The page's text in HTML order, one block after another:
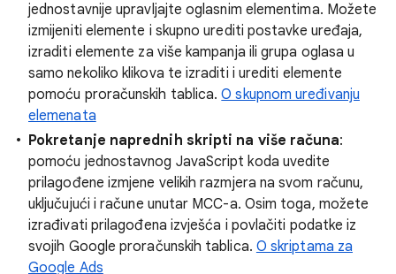
jednostavnije upravljajte oglasnim elementima. Možete
izmijeniti elemente i skupno urediti postavke uređaja,
izraditi elemente za više kampanja ili grupa oglasa u
samo nekoliko klikova te izraditi i urediti elemente
pomoću proračunskih tablica.O skupnom uređivanju
elemenata
Pokretanje naprednih skripti na više računa:
pomoću jednostavnog JavaScript koda uvedite
prilagođene izmjene velikih razmjera na svom računu,
uključujući i račune unutar MCC-a. Osim toga, možete
izrađivati prilagođena izvješća i povlačiti podatke iz
svojih Google proračunskih tablica. O skriptama za
Google Ads